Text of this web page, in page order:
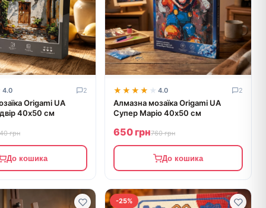
4.0 2
Origami UA
40х50 см
грн
До кошика
★★★★★
★★★★★ 4.0 2
Алмазна мозаїка Origami UA
Супер Маріо 40х50 см
650 грн760 грн
До кошика
-25%